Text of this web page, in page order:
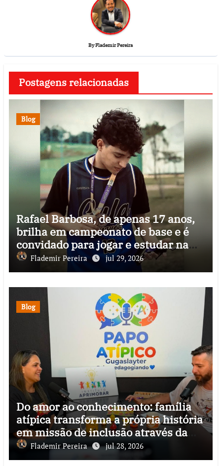
ByFlademir Pereira
Postagens relacionadas
Blog
Rafael Barbosa, de apenas 17 anos,
brilha em campeonato de base e é
convidado para jogar e estudar na
ItáliaFlademir Pereira jul 29, 2026
Blog
Do amor ao conhecimento: família
atípica transforma a própria história
em missão de inclusão através da
psicopedagogia, podcast e arte nas
ruas
Flademir Pereira jul 28, 2026